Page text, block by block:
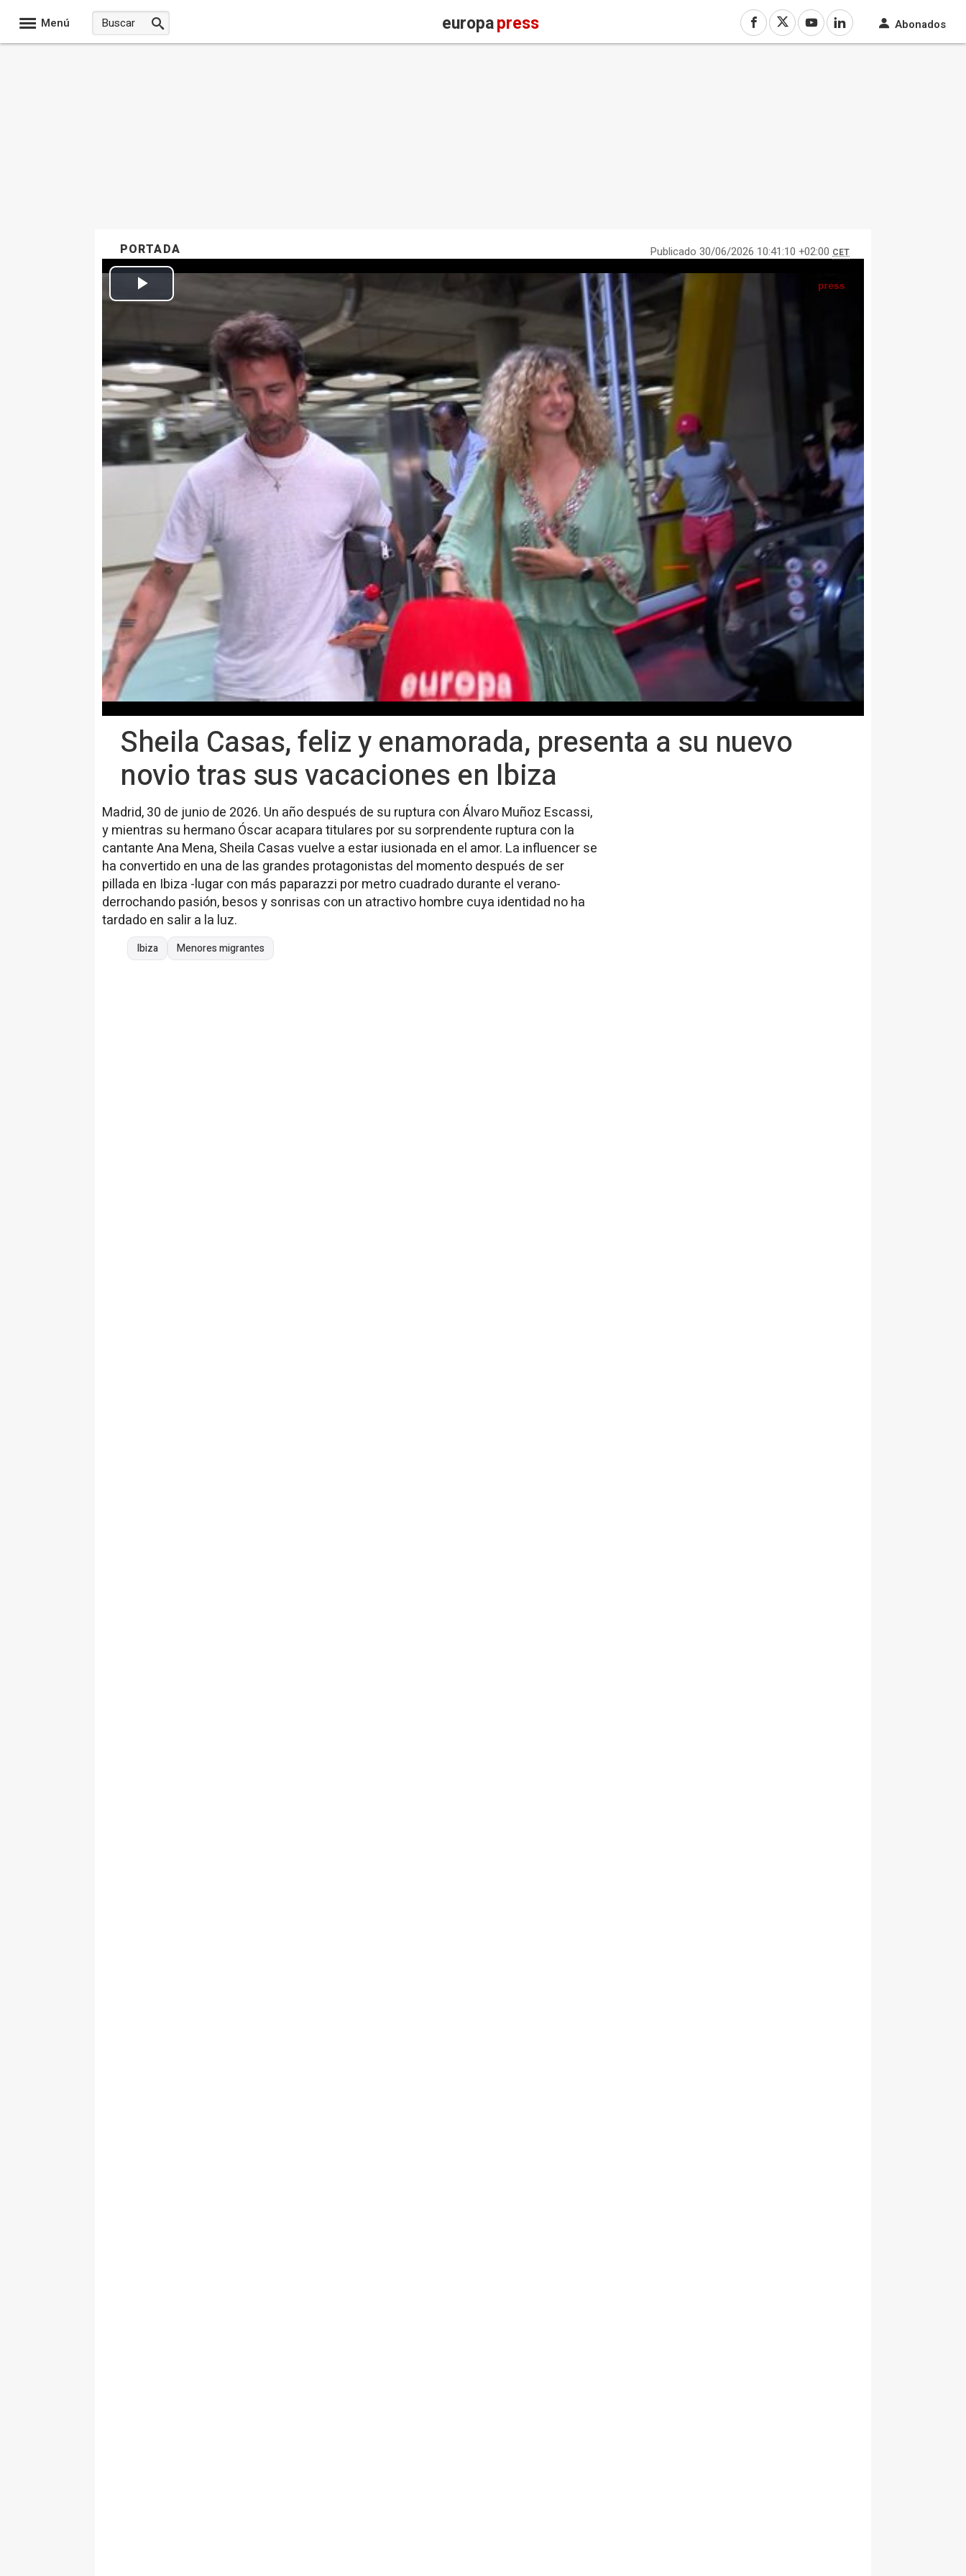
Menú europapress Abonados
PORTADA Publicado 30/06/2026 10:41:10 +02:00 CET
Sheila Casas, feliz y enamorada, presenta a su nuevo
novio tras sus vacaciones en Ibiza
Madrid, 30 de junio de 2026. Un año después de su ruptura con Álvaro Muñoz Escassi,
y mientras su hermano Óscar acapara titulares por su sorprendente ruptura con la
cantante Ana Mena, Sheila Casas vuelve a estar iusionada en el amor. La influencer se
ha convertido en una de las grandes protagonistas del momento después de ser
pillada en Ibiza -lugar con más paparazzi por metro cuadrado durante el verano-
derrochando pasión, besos y sonrisas con un atractivo hombre cuya identidad no ha
tardado en salir a la luz.
Ibiza Menores migrantes